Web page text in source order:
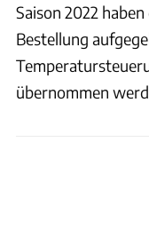
Saison 2022
Bestellung
übernommen